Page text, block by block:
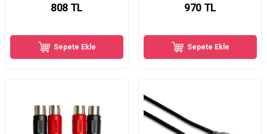
808 TL
Sepete Ekle
970 TL
Sepete Ekle